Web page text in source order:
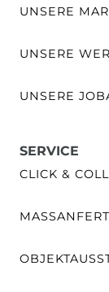
UNSERE
UNSERE
UNSERE
SERVICE
CLICK &